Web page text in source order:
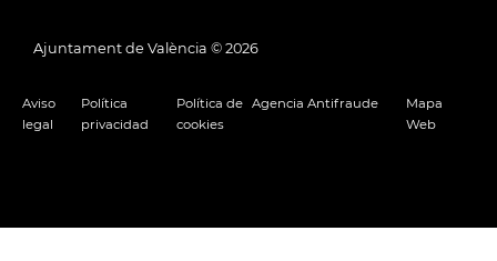
Ajuntament de València © 2026
Aviso
legal
Política
privacidad
Política de
cookies
Agencia Antifraude
Mapa
Web